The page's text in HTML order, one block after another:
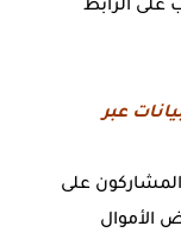
على الرابط
عبر
على
الأموال